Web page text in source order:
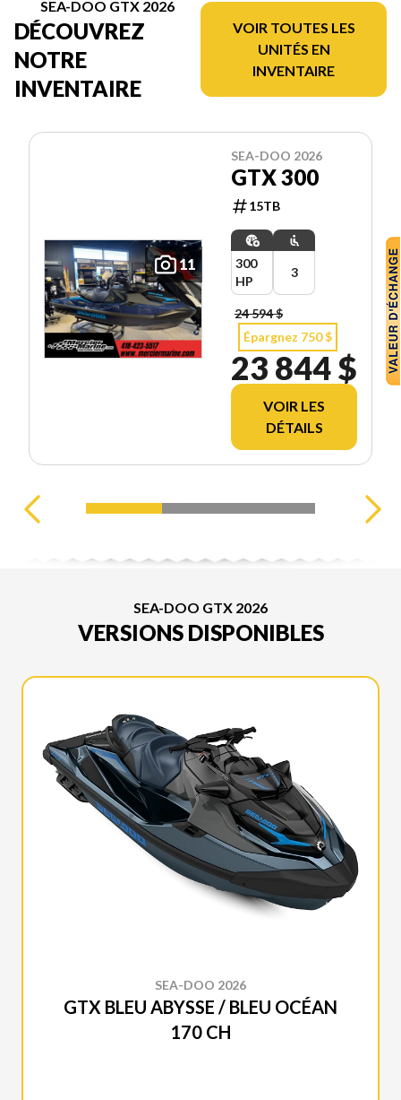
SEA-DOO GTX 2026
DÉCOUVREZ
NOTRE
INVENTAIRE
VOIR TOUTES LES
UNITÉS EN
INVENTAIRE
11
SEA-DOO 2026
GTX 300
15TB
300
HP
3
24 594 $
Épargnez 750 $
23 844 $
VOIR LES
DÉTAILS
SEA-DOO GTX 2026
VERSIONS DISPONIBLES
SEA-DOO 2026
GTX BLEU ABYSSE / BLEU OCÉAN
170 CH